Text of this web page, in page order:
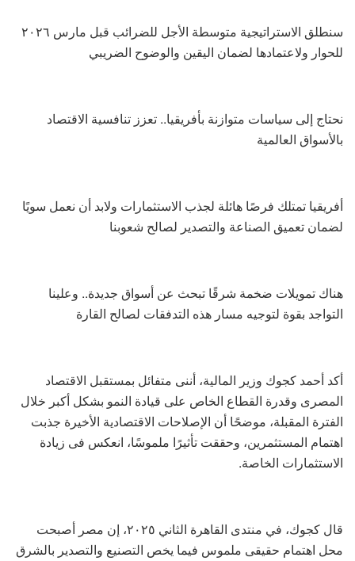
سنطلق الاستراتيجية متوسطة الأجل للضرائب قبل مارس ٢٠٢٦
للحوار ولاعتمادها لضمان اليقين والوضوح الضريبي
نحتاج إلى سياسات متوازنة بأفريقيا.. تعزز تنافسية الاقتصاد
بالأسواق العالمية
أفريقيا تمتلك فرصًا هائلة لجذب الاستثمارات ولابد أن نعمل سويًا
لضمان تعميق الصناعة والتصدير لصالح شعوبنا
هناك تمويلات ضخمة شرقًا تبحث عن أسواق جديدة.. وعلينا
التواجد بقوة لتوجيه مسار هذه التدفقات لصالح القارة
أكد أحمد كجوك وزير المالية، أننى متفائل بمستقبل الاقتصاد
المصرى وقدرة القطاع الخاص على قيادة النمو بشكل أكبر خلال
الفترة المقبلة، موضحًا أن الإصلاحات الاقتصادية الأخيرة جذبت
اهتمام المستثمرين، وحققت تأثيرًا ملموسًا، انعكس فى زيادة
الاستثمارات الخاصة.
قال كجوك، في منتدى القاهرة الثاني ٢٠٢٥، إن مصر أصبحت
محل اهتمام حقيقى ملموس فيما يخص التصنيع والتصدير بالشرق